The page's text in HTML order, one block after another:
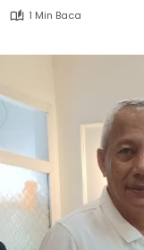
1 Min Baca